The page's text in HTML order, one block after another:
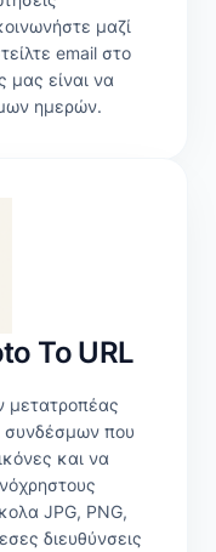
μαζί
email στο
μας είναι να
ημερών.
To URL
μετατροπέας
συνδέσμων που
και να
JPG, PNG,
διευθύνσεις